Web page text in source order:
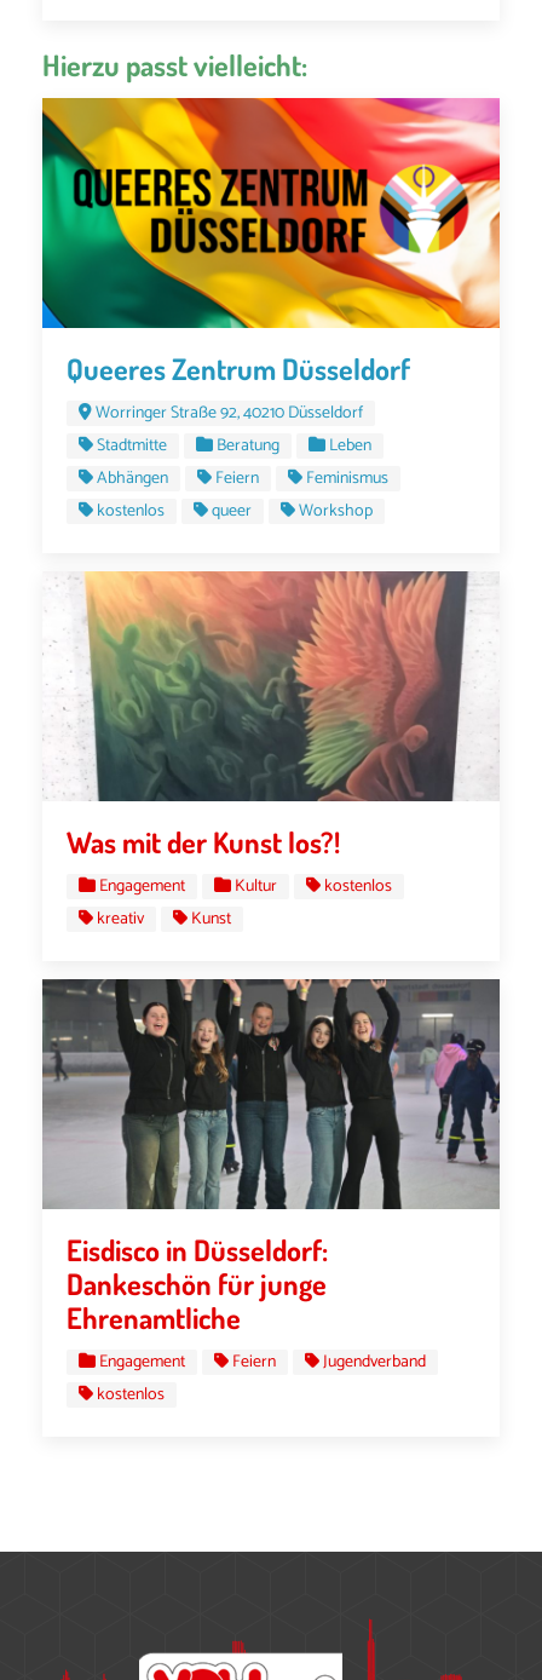
Hierzu passt vielleicht:
Queeres Zentrum Düsseldorf
Worringer Straße 92, 40210 Düsseldorf
Stadtmitte
Beratung
Leben
Abhängen
Feiern
Feminismus
kostenlos
queer Workshop
Was mit der Kunst los?!
Engagement Kultur
kostenlos
kreativ
Kunst
Eisdisco in Düsseldorf:
Dankeschön für junge
Ehrenamtliche
Engagement Feiern
Jugendverband
kostenlos